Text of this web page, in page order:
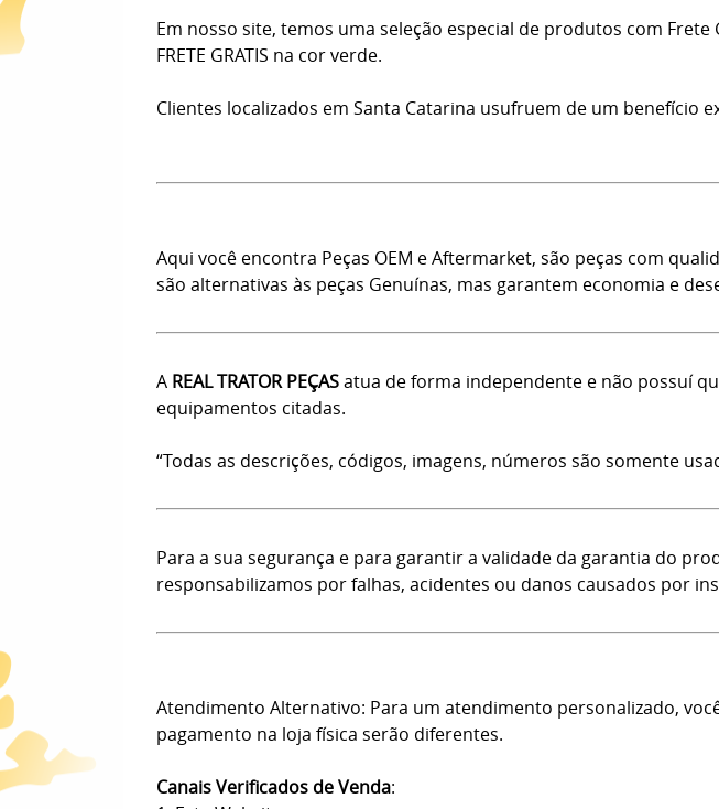
Em nosso site, temos uma seleção especial de produtos com
FRETE GRATIS na cor verde.
Clientes localizados em Santa Catarina usufruem de um benefício
Aqui você encontra Peças OEM e Aftermarket, são peças com
são alternativas às peças Genuínas, mas garantem economia e
A REAL TRATOR PEÇASatua de forma independente e não possuí
equipamentos citadas.
“Todas as descrições, códigos, imagens, números são somente
Para a sua segurança e para garantir a validade da garantia do
responsabilizamos por falhas, acidentes ou danos causados por
Atendimento Alternativo: Para um atendimento personalizado,
pagamento na loja física serão diferentes.
Canais Verificados de Venda: